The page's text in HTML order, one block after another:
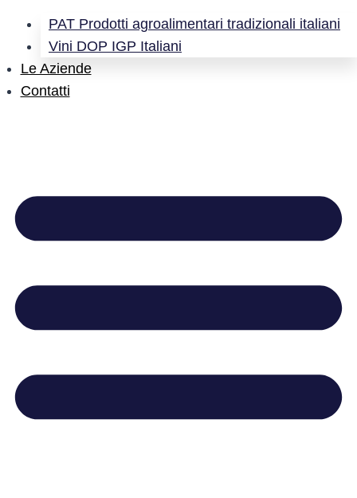
PAT Prodotti agroalimentari tradizionali italiani
Vini DOP IGP Italiani
Le Aziende
Contatti